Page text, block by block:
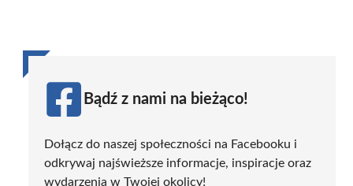
Bądź z nami na bieżąco!
Dołącz do naszej społeczności na Facebooku i
odkrywaj najświeższe informacje, inspiracje oraz
wydarzenia w Twojej okolicy!